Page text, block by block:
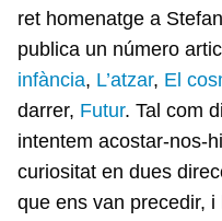
ret homenatge a
publica un número
infància, L’atzar, El
darrer, Futur. Tal com
intentem acostar-nos-
curiositat en dues
que ens van precedir, i